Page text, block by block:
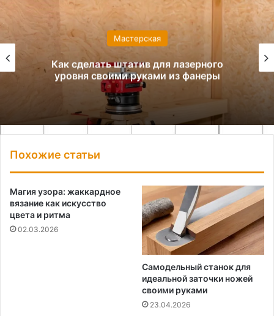
Мастерская
Как сделать штатив для лазерного
уровня своими руками из фанеры
Похожие статьи
Магия узора: жаккардное
вязание как искусство
цвета и ритма
02.03.2026
Самодельный станок для
идеальной заточки ножей
своими руками
23.04.2026